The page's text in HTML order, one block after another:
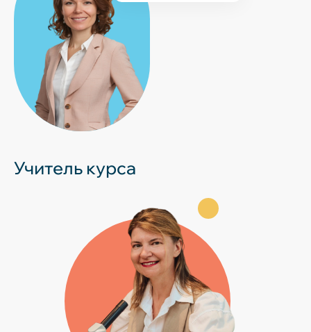
Учитель курса